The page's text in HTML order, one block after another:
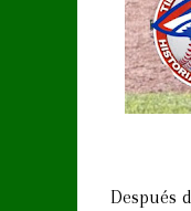
Después